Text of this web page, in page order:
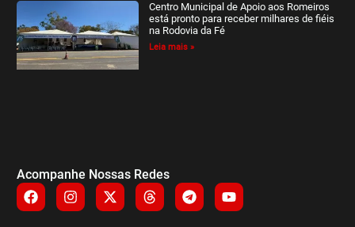
Centro Municipal de Apoio aos Romeiros
está pronto para receber milhares de fiéis
na Rodovia da Fé
Leia mais »
Acompanhe Nossas Redes